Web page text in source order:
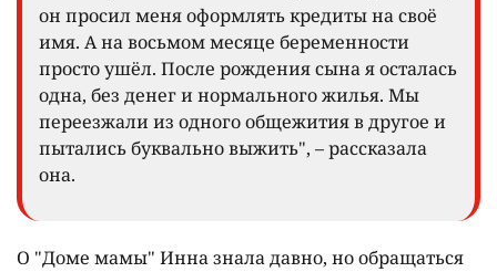
он просил меня оформлять кредиты на своё
имя. А на восьмом месяце беременности
просто ушёл. После рождения сына я осталась
одна, без денег и нормального жилья. Мы
переезжали из одного общежития в другое и
пытались буквально выжить", – рассказала
она.
О "Доме мамы" Инна знала давно, но обращаться